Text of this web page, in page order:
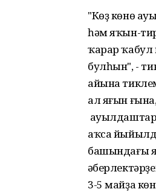
"Көҙ көнө
һәм яҡын-
ҡарар ҡабул
булһын", -
айына
ал яғын
ауылдаштар
аҡса
башындағы
3-5 майҙа